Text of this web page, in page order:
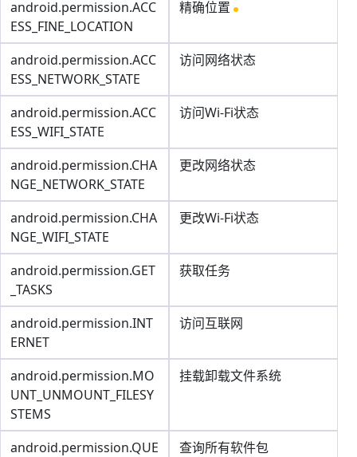
android.permission.ACC
ESS_FINE_LOCATION
精确位置
android.permission.ACC
ESS_NETWORK_STATE
访问网络状态
android.permission.ACC
ESS_WIFI_STATE
访问Wi-Fi状态
android.permission.CHA
NGE_NETWORK_STATE
更改网络状态
android.permission.CHA
NGE_WIFI_STATE
更改Wi-Fi状态
android.permission.GET
_TASKS
获取任务
android.permission.INT
ERNET
访问互联网
android.permission.MO
UNT_UNMOUNT_FILESY
STEMS
挂载卸载文件系统
android.permission.QUE
查询所有软件包